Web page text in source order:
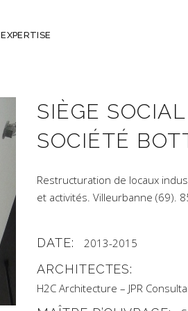
EXPERTISE
SIÈGE SOCIAL
SOCIÉTÉ
Restructuration de locaux
et activités. Villeurbanne (69).
DATE: 2013-2015
ARCHITECTES:
H2C Architecture – JPR